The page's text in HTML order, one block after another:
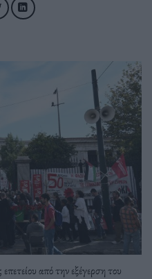
από την εξέγερση του